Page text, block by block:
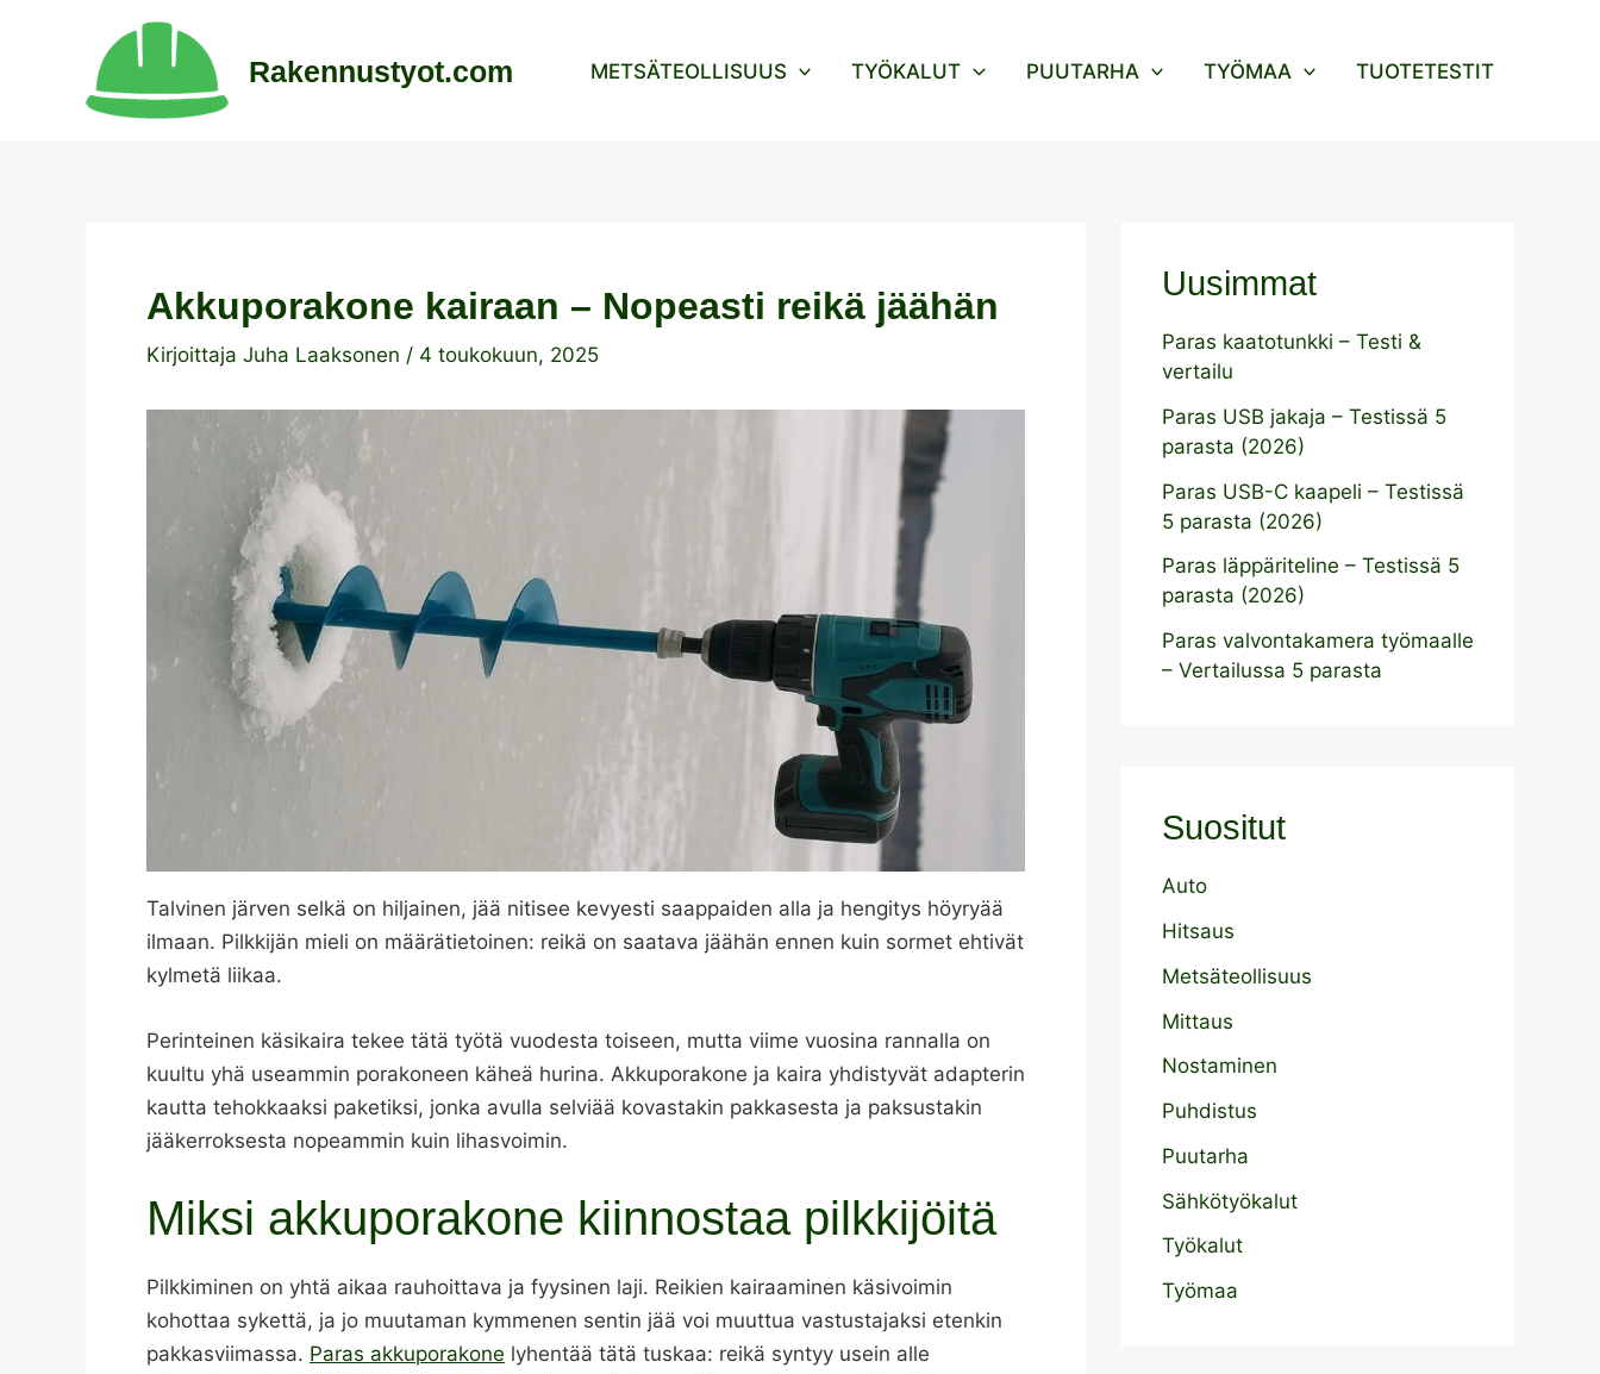
Rakennustyot.com METSÄTEOLLISUUS TYÖKALUT PUUTARHA TYÖMAA TUOTETESTIT
Akkuporakone kairaan – Nopeasti reikä jäähän
Kirjoittaja Juha Laaksonen / 4 toukokuun, 2025
Talvinen järven selkä on hiljainen, jää nitisee kevyesti saappaiden alla ja hengitys höyryää
ilmaan. Pilkkijän mieli on määrätietoinen: reikä on saatava jäähän ennen kuin sormet ehtivät
kylmetä liikaa.
Perinteinen käsikaira tekee tätä työtä vuodesta toiseen, mutta viime vuosina rannalla on
kuultu yhä useammin porakoneen käheä hurina. Akkuporakone ja kaira yhdistyvät adapterin
kautta tehokkaaksi paketiksi, jonka avulla selviää kovastakin pakkasesta ja paksustakin
jääkerroksesta nopeammin kuin lihasvoimin.
Miksi akkuporakone kiinnostaa pilkkijöitä
Pilkkiminen on yhtä aikaa rauhoittava ja fyysinen laji. Reikien kairaaminen käsivoimin
kohottaa sykettä, ja jo muutaman kymmenen sentin jää voi muuttua vastustajaksi etenkin
pakkasviimassa. Paras akkuporakone lyhentää tätä tuskaa: reikä syntyy usein alle
Uusimmat
Paras kaatotunkki – Testi &
vertailu
Paras USB jakaja – Testissä 5
parasta (2026)
Paras USB-C kaapeli – Testissä
5 parasta (2026)
Paras läppäriteline – Testissä 5
parasta (2026)
Paras valvontakamera työmaalle
– Vertailussa 5 parasta
Suositut
Auto
Hitsaus
Metsäteollisuus
Mittaus
Nostaminen
Puhdistus
Puutarha
Sähkötyökalut
Työkalut
Työmaa